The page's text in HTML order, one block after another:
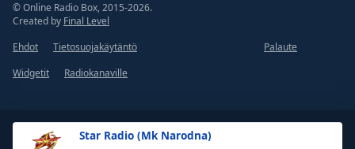
Star Radio (Mk Narodna)
© Online Radio Box, 2015-2026.
Created by Final Level
Ehdot
Tietosuojakäytäntö
Palaute
Widgetit
Radiokanaville